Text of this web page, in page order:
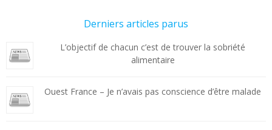
Derniers articles parus
L’objectif de chacun c’est de trouver la sobriété
alimentaire
Ouest France – Je n’avais pas conscience d’être malade